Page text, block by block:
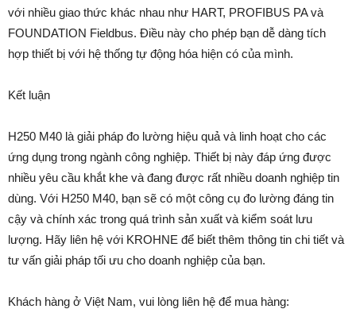
với nhiều giao thức khác nhau như HART, PROFIBUS PA và
FOUNDATION Fieldbus. Điều này cho phép bạn dễ dàng tích
hợp thiết bị với hệ thống tự động hóa hiện có của mình.
Kết luận
H250 M40 là giải pháp đo lường hiệu quả và linh hoạt cho các
ứng dụng trong ngành công nghiệp. Thiết bị này đáp ứng được
nhiều yêu cầu khắt khe và đang được rất nhiều doanh nghiệp tin
dùng. Với H250 M40, bạn sẽ có một công cụ đo lường đáng tin
cậy và chính xác trong quá trình sản xuất và kiểm soát lưu
lượng. Hãy liên hệ với KROHNE để biết thêm thông tin chi tiết và
tư vấn giải pháp tối ưu cho doanh nghiệp của bạn.
Khách hàng ở Việt Nam, vui lòng liên hệ để mua hàng: